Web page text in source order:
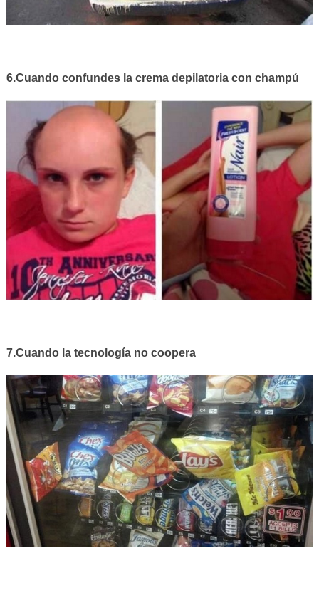
6.Cuando confundes la crema depilatoria con champú
7.Cuando la tecnología no coopera